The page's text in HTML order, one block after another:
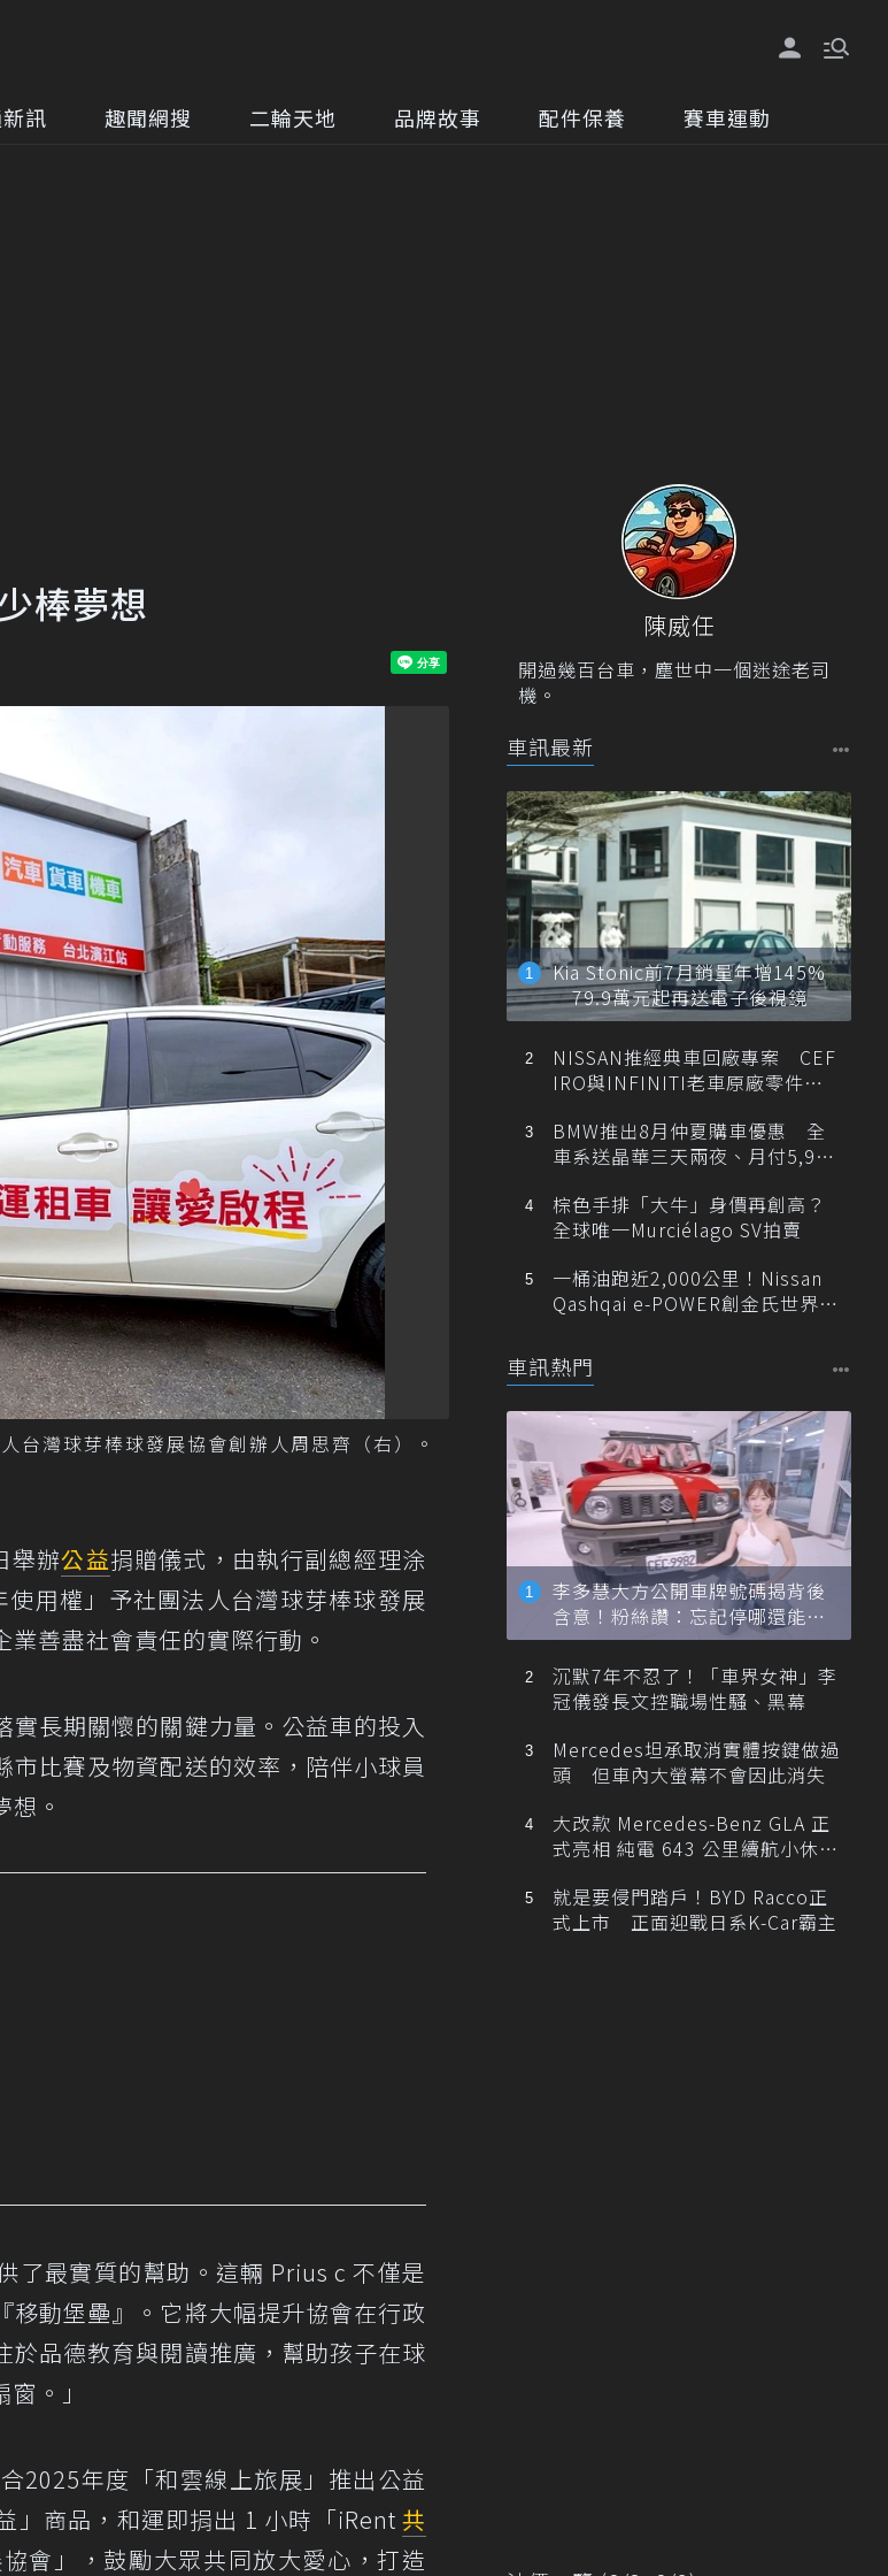
訊 趣聞網搜 二輪天地 品牌故事 配件保養 賽車運動
棒夢想
台灣球芽棒球發展協會創辦人周思齊（右）。
舉辦公益捐贈儀式，由執行副總經理涂
使用權」予社團法人台灣球芽棒球發展
善盡社會責任的實際行動。
長期關懷的關鍵力量。公益車的投入
比賽及物資配送的效率，陪伴小球員
。
了最實質的幫助。這輛 Prius c 不僅是
動堡壘』。它將大幅提升協會在行政
品德教育與閱讀推廣，幫助孩子在球
。」
2025年度「和雲線上旅展」推出公益
」商品，和運即捐出 1 小時「iRent 共
會」，鼓勵大眾共同放大愛心，打造
陳威任
開過幾百台車，塵世中一個迷途老司
機。
車訊最新
Kia Stonic前7月銷量年增145%
79.9萬元起再送電子後視鏡
NISSAN推經典車回廠專案 CEF
IRO與INFINITI老車原廠零件最
BMW推出8月仲夏購車優惠 全
車系送晶華三天兩夜、月付5,900
棕色手排「大牛」身價再創高？
全球唯一Murciélago SV拍賣
一桶油跑近2,000公里！Nissan
Qashqai e-POWER創金氏世界紀
車訊熱門
李多慧大方公開車牌號碼揭背後
含意！粉絲讚：忘記停哪還能幫
忙找車
沉默7年不忍了！「車界女神」李
冠儀發長文控職場性騷、黑幕
Mercedes坦承取消實體按鍵做過
頭 但車內大螢幕不會因此消失
大改款 Mercedes-Benz GLA 正
式亮相 純電 643 公里續航小休
就是要侵門踏戶！BYD Racco正
式上市 正面迎戰日系K-Car霸主